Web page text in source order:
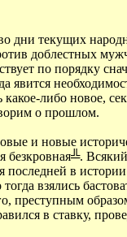
дни текущих
доблестных
по порядку
явится
либо новое,
о прошлом.
и новые
безкровная╩.
последней в
взялись
преступным
в ставку,